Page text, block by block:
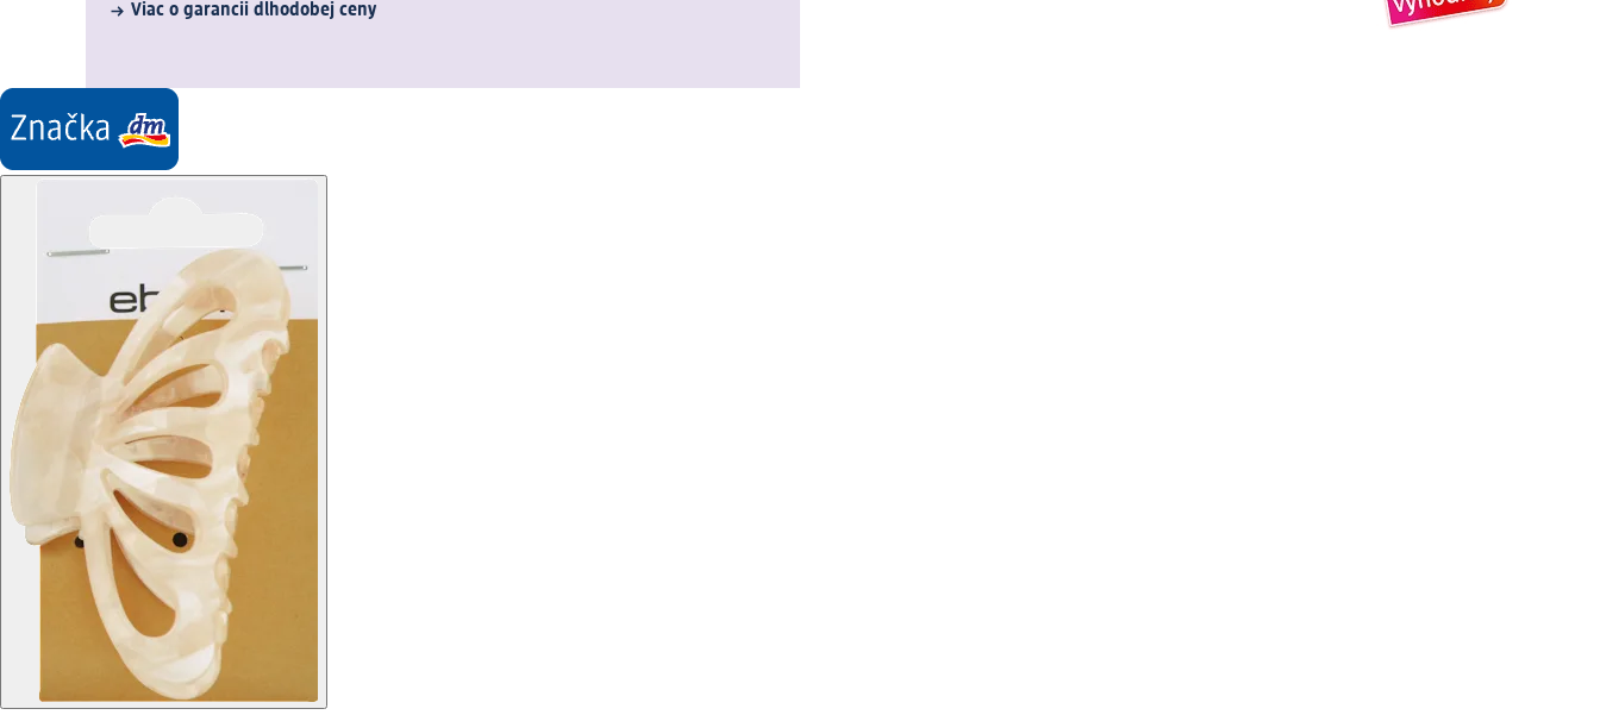
Viac o garancii dlhodobej ceny